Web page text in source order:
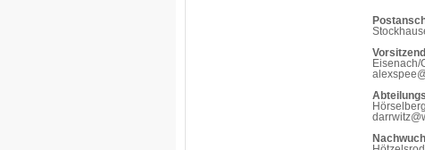
Eisenach/